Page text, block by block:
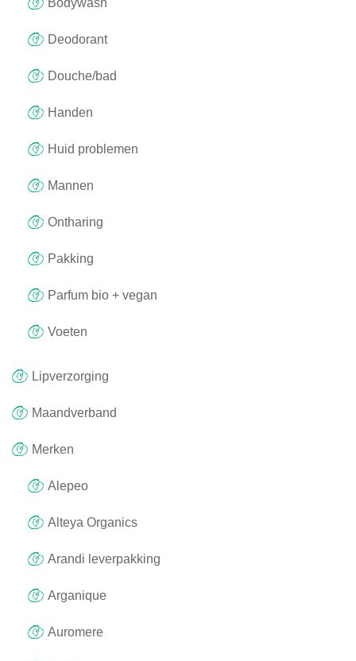
Bodywash
Deodorant
Douche/bad
Handen
Huid problemen
Mannen
Ontharing
Pakking
Parfum bio + vegan
Voeten
Lipverzorging
Maandverband
Merken
Alepeo
Alteya Organics
Arandi leverpakking
Arganique
Auromere